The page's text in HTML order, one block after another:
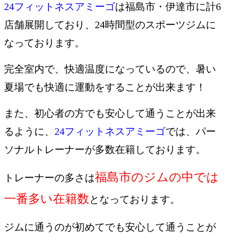
24フィットネスアミーゴは福島市・伊達市に計6
店舗展開しており、24時間型のスポーツジムに
なっております。
完全室内で、快適温度になっているので、暑い
夏場でも快適に運動をすることが出来ます！
また、初心者の方でも安心して通うことが出来
るように、 24フィットネスアミーゴでは、パー
ソナルトレーナーが多数在籍しております。
トレーナーの多さは福島市のジムの中では
一番多い在籍数となっております。
ジムに通うのが初めてでも安心して通うことが